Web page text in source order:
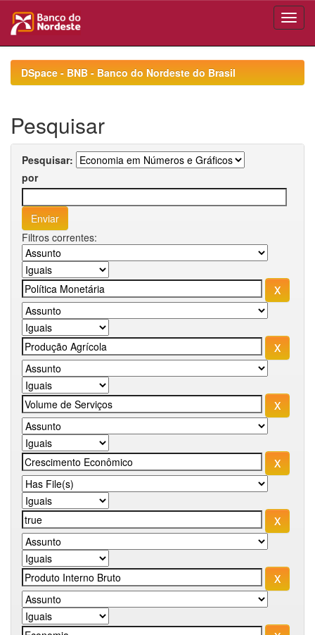
navigationDSpace - BNB - Banco do Nordeste do Brasil
Pesquisar
Pesquisar:
por
Filtros correntes: